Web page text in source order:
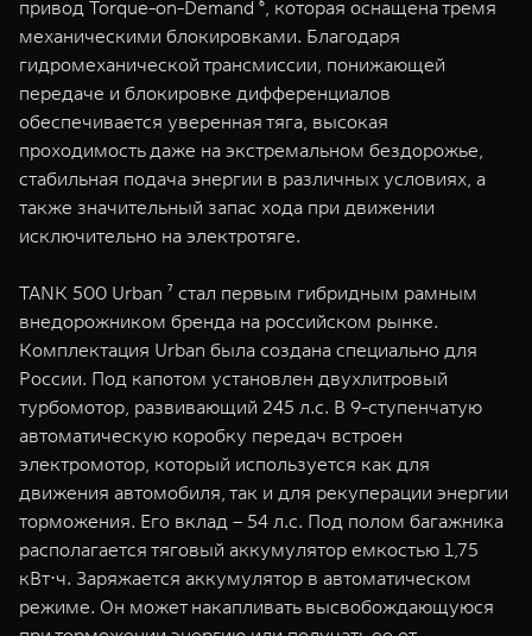
привод Torque-on-Demand ⁶, которая оснащена тремя
механическими блокировками. Благодаря
гидромеханической трансмиссии, понижающей
передаче и блокировке дифференциалов
обеспечивается уверенная тяга, высокая
проходимость даже на экстремальном бездорожье,
стабильная подача энергии в различных условиях, а
также значительный запас хода при движении
исключительно на электротяге.
TANK 500 Urban ⁷ стал первым гибридным рамным
внедорожником бренда на российском рынке.
Комплектация Urban была создана специально для
России. Под капотом установлен двухлитровый
турбомотор, развивающий 245 л.с. В 9-ступенчатую
автоматическую коробку передач встроен
электромотор, который используется как для
движения автомобиля, так и для рекуперации энергии
торможения. Его вклад – 54 л.с. Под полом багажника
располагается тяговый аккумулятор емкостью 1,75
кВт⋅ч. Заряжается аккумулятор в автоматическом
режиме. Он может накапливать высвобождающуюся